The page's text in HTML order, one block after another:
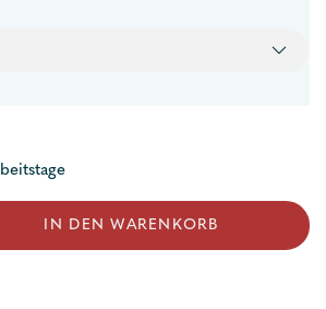
IN DEN WARENKORB